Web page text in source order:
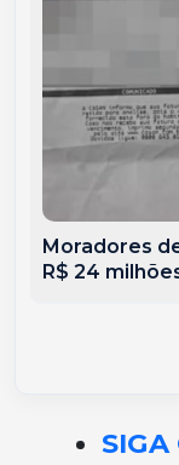
Moradores
R$ 24
SIGA